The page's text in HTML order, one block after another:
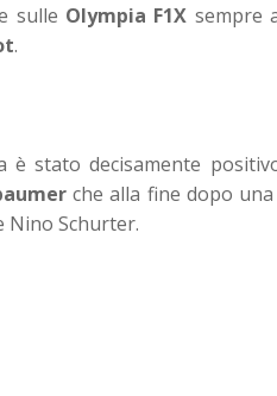
sulle Olympia F1X sempre
.
è stato decisamente
che alla fine dopo
Nino Schurter.